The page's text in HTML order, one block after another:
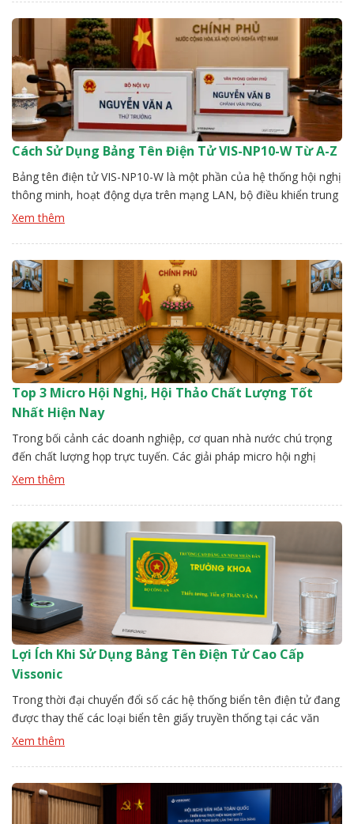
[…]
Cách Sử Dụng Bảng Tên Điện Tử VIS-NP10-W Từ A-Z
Bảng tên điện tử VIS-NP10-W là một phần của hệ thống hội nghị
thông minh, hoạt động dựa trên mạng LAN, bộ điều khiển trung
tâm. Để hệ thống ổn định người dùng cần thực hiện đúng các
thuật Vissonic sẽ hướng […]
Xem thêm
Top 3 Micro Hội Nghị, Hội Thảo Chất Lượng Tốt
Nhất Hiện Nay
Trong bối cảnh các doanh nghiệp, cơ quan nhà nước chú trọng
đến chất lượng họp trực tuyến. Các giải pháp micro hội nghị
đang trở thành lựa chọn hàng đầu mang lại âm thanh ổn định,
loại mirco chất lượng. […]
Xem thêm
Lợi Ích Khi Sử Dụng Bảng Tên Điện Tử Cao Cấp
Vissonic
Trong thời đại chuyển đổi số các hệ thống biển tên điện tử đang
được thay thế các loại biển tên giấy truyền thống tại các văn
phòng văn thư, hành chính công. Với thiết kế hiện đại bảng tên
thẩm […]
Xem thêm